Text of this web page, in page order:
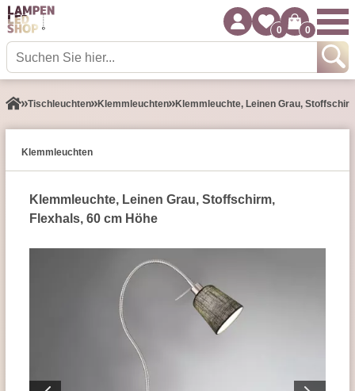
0 0
Tisch­leuchten Klemmleuchten Klemmleuchte, Leinen Grau,
Klemmleuchten
Klemmleuchte, Leinen Grau, Stoffschirm,
Flexhals, 60 cm Höhe